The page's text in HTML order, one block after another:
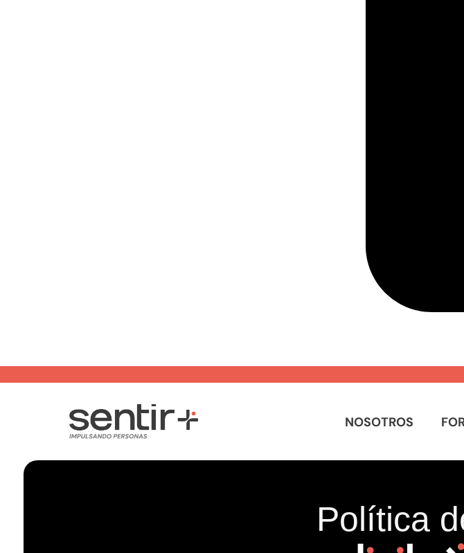
NOSOTROS
Política